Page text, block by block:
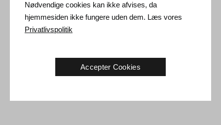
Leveringstid: 3-5 hverdage inden for Danmark.
handelsbetingelser
Returret: 14 dage efter modtagelse. Læsforsendelse og retur
Nødvendige cookies kan ikke afvises, da
hjemmesiden ikke fungere uden dem. Læs vores
Privatlivspolitik
Accepter Cookies